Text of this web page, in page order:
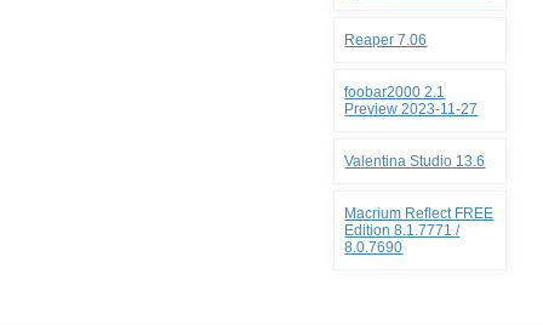
Reaper 7.06
foobar2000 2.1
Preview 2023-11-27
Valentina Studio 13.6
Macrium Reflect FREE
Edition 8.1.7771 /
8.0.7690